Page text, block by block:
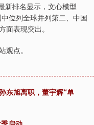
新排名显示，文心模型
位列全球并列第二、中国
表现突出。
点。
东旭离职，董宇辉“单